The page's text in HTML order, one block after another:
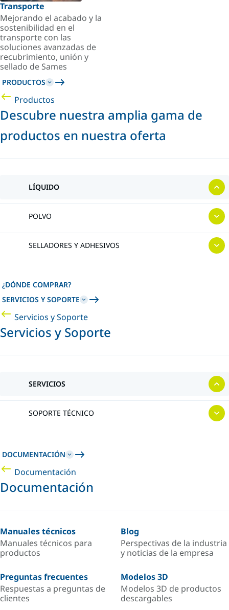
Transporte
Mejorando el acabado y la
sostenibilidad en el
transporte con las
soluciones avanzadas de
recubrimiento, unión y
sellado de Sames
PRODUCTOS
Productos
Descubre nuestra amplia gama de
productos en nuestra oferta
LÍQUIDO
POLVO
SELLADORES Y ADHESIVOS
¿DÓNDE COMPRAR?
SERVICIOS Y SOPORTE
Servicios y Soporte
Servicios y Soporte
SERVICIOS
SOPORTE TÉCNICO
DOCUMENTACIÓN
Documentación
Documentación
Manuales técnicos
Manuales técnicos para
productos
Blog
Perspectivas de la industria
y noticias de la empresa
Preguntas frecuentes
Respuestas a preguntas de
clientes
Modelos 3D
Modelos 3D de productos
descargables